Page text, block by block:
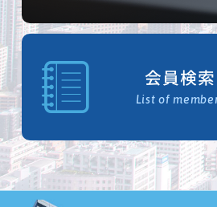
会員検索
List of